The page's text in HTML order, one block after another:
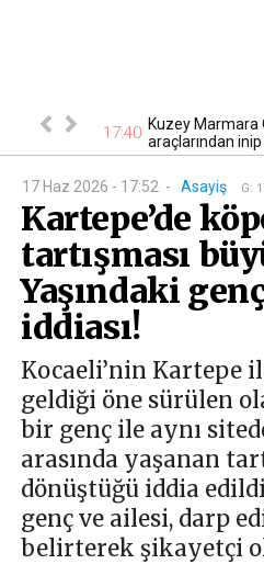
sokağa 17:40 Kuzey Marmara
araçlarından inip
17 Haz 2026 - 17:52 - Asayiş G:
Kartepe’de
tartışması
Yaşındaki
iddiası!
Kocaeli’nin Kartepe
geldiği öne sürülen
bir genç ile aynı
arasında yaşanan
dönüştüğü iddia
genç ve ailesi, darp
belirterek şikayetçi